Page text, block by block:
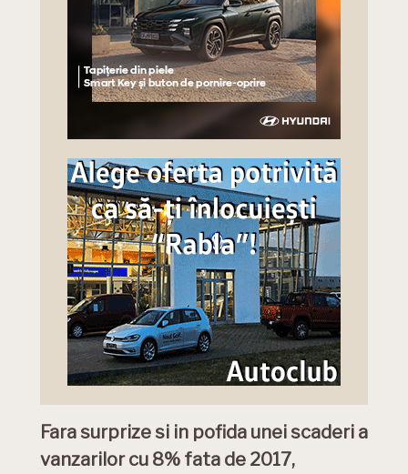
Fara surprize si in pofida unei scaderi a
vanzarilor cu 8% fata de 2017,